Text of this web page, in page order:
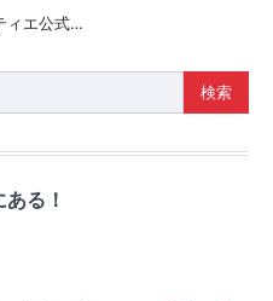
ィエ公式…
る！